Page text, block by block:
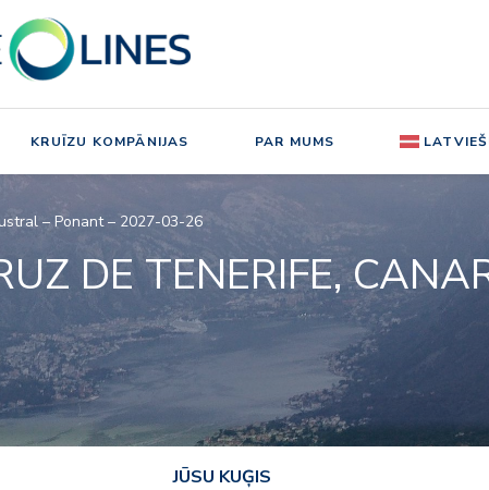
KRUĪZU KOMPĀNIJAS PAR MUMS
– Ponant – 2027-03-26
DE TENERIFE,
JŪSU KUĢIS